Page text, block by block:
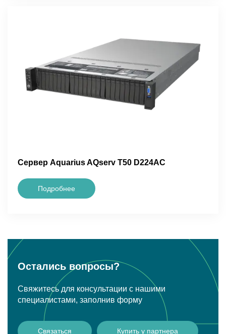
Сервер Aquarius AQserv T50 D224AC
Подробнее
Остались вопросы?
Свяжитесь для консультации с нашими
специалистами, заполнив форму
Связаться Купить у партнера